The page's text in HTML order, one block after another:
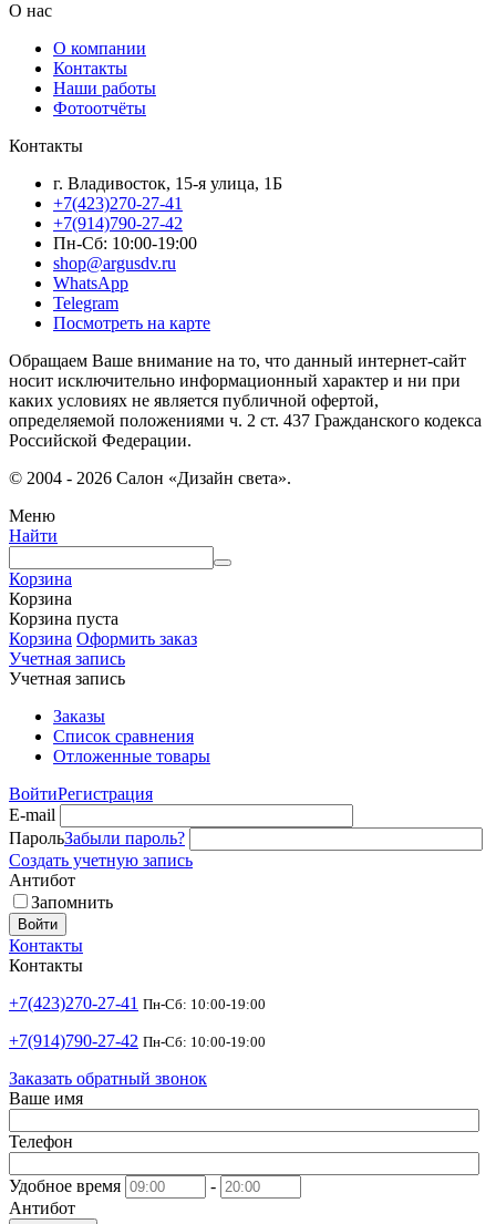
О нас
О компании
Контакты
Наши работы
Фотоотчёты
Контакты
г. Владивосток, 15-я улица, 1Б
+7(423)270-27-41
+7(914)790-27-42
Пн-Сб: 10:00-19:00
shop@argusdv.ru
WhatsApp
Telegram
Посмотреть на карте
Обращаем Ваше внимание на то, что данный интернет-сайт
носит исключительно информационный характер и ни при
каких условиях не является публичной офертой,
определяемой положениями ч. 2 ст. 437 Гражданского кодекса
Российской Федерации.
© 2004 - 2026 Салон «Дизайн света».
Меню
Найти
Корзина
Корзина
Корзина пуста
Корзина Оформить заказ
Учетная запись
Учетная запись
Заказы
Список сравнения
Отложенные товары
ВойтиРегистрация
E-mail
ПарольЗабыли пароль?
Создать учетную запись
Антибот
Запомнить
Войти
Контакты
Контакты
+7(423)270-27-41 Пн-Сб: 10:00-19:00
+7(914)790-27-42 Пн-Сб: 10:00-19:00
Заказать обратный звонок
Ваше имя
Телефон
Удобное время
-
Антибот